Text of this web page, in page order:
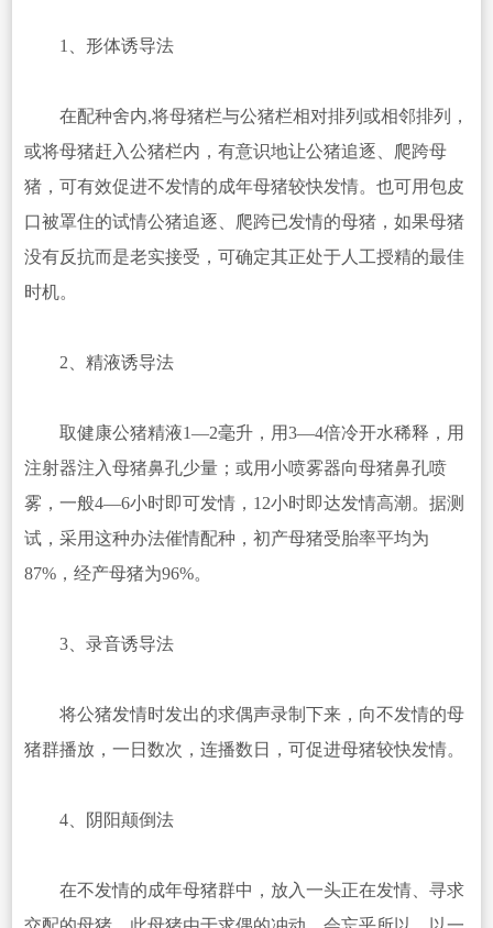
1、形体诱导法
在配种舍内,将母猪栏与公猪栏相对排列或相邻排列，
或将母猪赶入公猪栏内，有意识地让公猪追逐、爬跨母
猪，可有效促进不发情的成年母猪较快发情。也可用包皮
口被罩住的试情公猪追逐、爬跨已发情的母猪，如果母猪
没有反抗而是老实接受，可确定其正处于人工授精的最佳
时机。
2、精液诱导法
取健康公猪精液1—2毫升，用3—4倍冷开水稀释，用
注射器注入母猪鼻孔少量；或用小喷雾器向母猪鼻孔喷
雾，一般4—6小时即可发情，12小时即达发情高潮。据测
试，采用这种办法催情配种，初产母猪受胎率平均为
87%，经产母猪为96%。
3、录音诱导法
将公猪发情时发出的求偶声录制下来，向不发情的母
猪群播放，一日数次，连播数日，可促进母猪较快发情。
4、阴阳颠倒法
在不发情的成年母猪群中，放入一头正在发情、寻求